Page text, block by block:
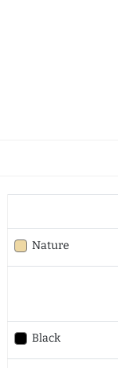
Nature
Black